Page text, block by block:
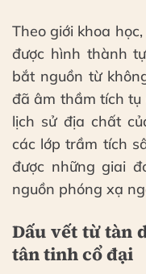
Theo giới khoa
được hình thành
bắt nguồn từ
đã âm thầm tích
lịch sử địa chất
các lớp trầm tích
được những giai
nguồn phóng xạ
Dấu vết từ tàn
tân tinh cổ đại